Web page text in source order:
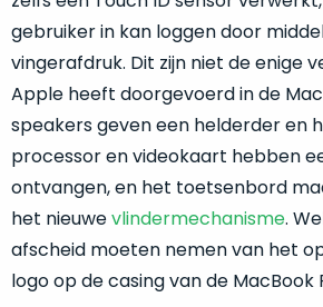
gebruiker in kan loggen door
vingerafdruk. Dit zijn niet de enige
Apple heeft doorgevoerd in de
speakers geven een helderder en
processor en videokaart hebben
ontvangen, en het toetsenbord
het nieuwevlindermechanisme.
afscheid moeten nemen van het
logo op de casing van de MacBook
te
doen
aan
kwaliteit.
Hier
lees
je
welke
wij
We
hebben
inmiddels
zoveel
verschillende
klanten
voorzien
van
een
MacBook